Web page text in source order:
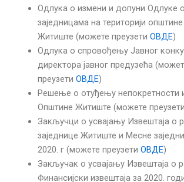
Одлука о измени и допуни Одлуке
заједницама на територији општине
Житиште (можете преузети ОВДЕ)
Одлука о спровођењу Јавног
директора јавног предузећа
преузети ОВДЕ)
Решење о отуђењу непокретности
Општине Житиште (можете преузети
Закључци о усвајању Извештаја о
заједнице Житиште и Месне
2020. г (можете преузети ОВДЕ)
Закључак о усвајању Извештајa о
Финансијски извештајa за 2020.